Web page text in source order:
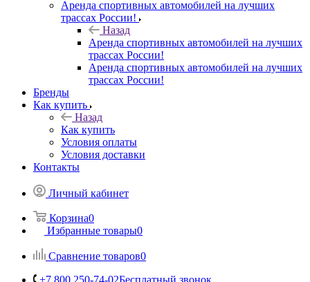
Аренда спортивных автомобилей на лучших
трассах России!
Назад
Аренда спортивных автомобилей на лучших
трассах России!
Аренда спортивных автомобилей на лучших
трассах России!
Бренды
Как купить
Назад
Как купить
Условия оплаты
Условия доставки
Контакты
Личный кабинет
Корзина0
Избранные товары0
Сравнение товаров0
+7 800 250-74-02Бесплатный звонок